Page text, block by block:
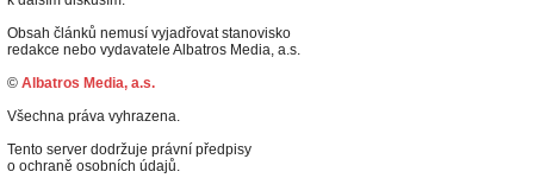
Obsah článků nemusí vyjadřovat stanovisko
redakce nebo vydavatele Albatros Media, a.s.
© Albatros Media, a.s.
Všechna práva vyhrazena.
Tento server dodržuje právní předpisy
o ochraně osobních údajů.